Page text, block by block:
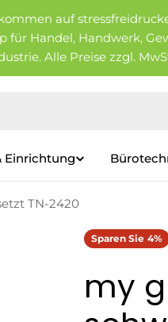
auf
für Handel, Handwerk,
Alle Preise zzgl.
Einrichtung
TN-2420
Sparen Sie 4%
my